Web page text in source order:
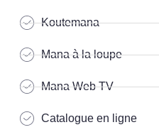
Koutemana
Mana à la loupe
Mana Web TV
Catalogue en ligne